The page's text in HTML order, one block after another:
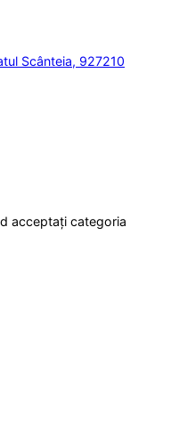
Scânteia, 927210
acceptați categoria